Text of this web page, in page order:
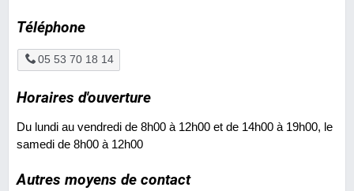
Téléphone
05 53 70 18 14
Horaires d'ouverture
Du lundi au vendredi de 8h00 à 12h00 et de 14h00 à 19h00, le
samedi de 8h00 à 12h00
Autres moyens de contact